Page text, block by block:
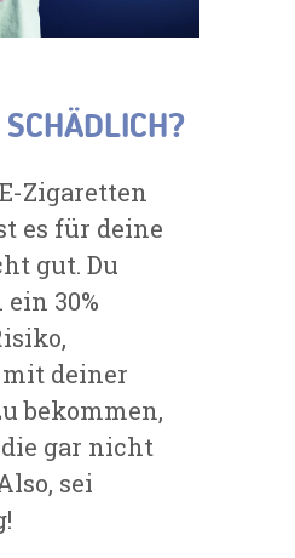
Zigaretten
es für deine
gut. Du
30%
mit deiner
bekommen,
die gar nicht
sei